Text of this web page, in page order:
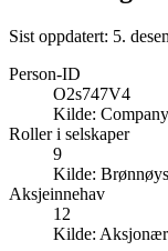
Sist oppdatert: 5.
Person-ID
O2s747V4
Kilde:
Roller i selskaper
9
Kilde:
Aksjeinnehav
12
Kilde: